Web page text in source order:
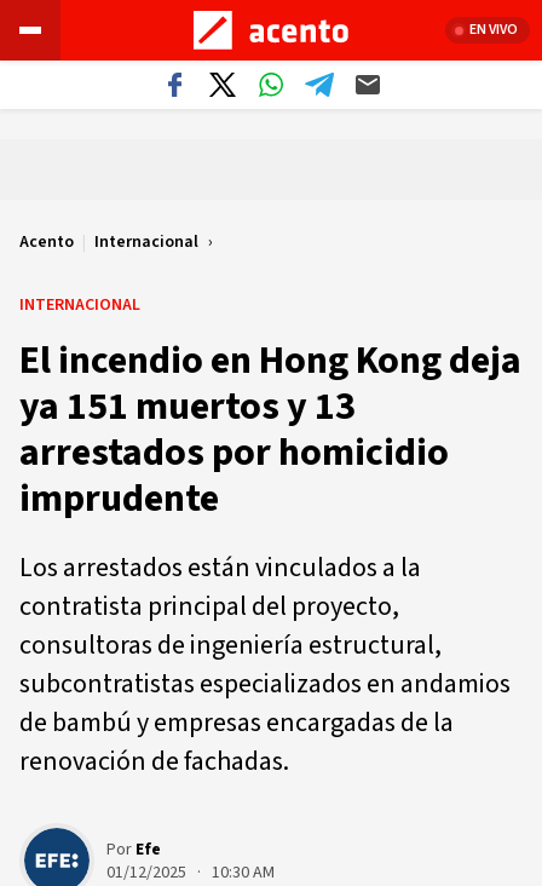
EN VIVO
Acento | Internacional
INTERNACIONAL
El incendio en Hong Kong deja
ya 151 muertos y 13
arrestados por homicidio
imprudente
Los arrestados están vinculados a la
contratista principal del proyecto,
consultoras de ingeniería estructural,
subcontratistas especializados en andamios
de bambú y empresas encargadas de la
renovación de fachadas.
Por Efe
01/12/2025 · 10:30 AM